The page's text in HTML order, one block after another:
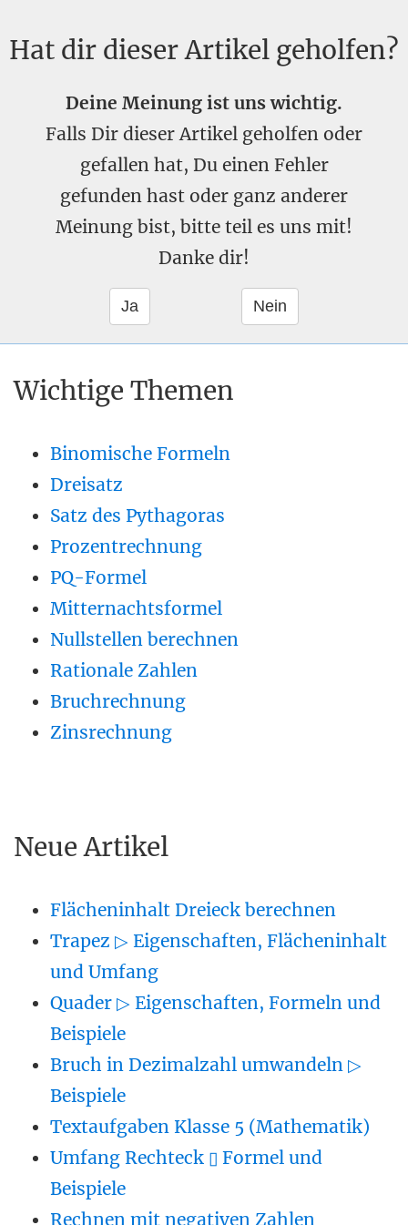
Hat dir dieser Artikel geholfen?
Deine Meinung ist uns wichtig.
Falls Dir dieser Artikel geholfen oder
gefallen hat, Du einen Fehler
gefunden hast oder ganz anderer
Meinung bist, bitte teil es uns mit!
Danke dir!
Wichtige Themen
Binomische Formeln
Dreisatz
Satz des Pythagoras
Prozentrechnung
PQ-Formel
Mitternachtsformel
Nullstellen berechnen
Rationale Zahlen
Bruchrechnung
Zinsrechnung
Neue Artikel
Flächeninhalt Dreieck berechnen
Trapez ▷ Eigenschaften, Flächeninhalt
und Umfang
Quader ▷ Eigenschaften, Formeln und
Beispiele
Bruch in Dezimalzahl umwandeln ▷
Beispiele
Textaufgaben Klasse 5 (Mathematik)
Umfang Rechteck ▯ Formel und
Beispiele
Rechnen mit negativen Zahlen